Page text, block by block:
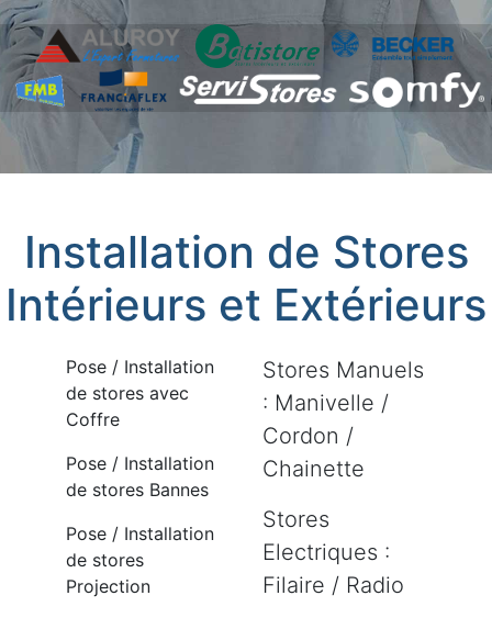
Installation de Stores
Intérieurs et Extérieurs
Pose / Installation
de stores avec
Coffre
Pose / Installation
de stores Bannes
Pose / Installation
de stores
Projection
Stores Manuels
: Manivelle /
Cordon /
Chainette
Stores
Electriques :
Filaire / Radio